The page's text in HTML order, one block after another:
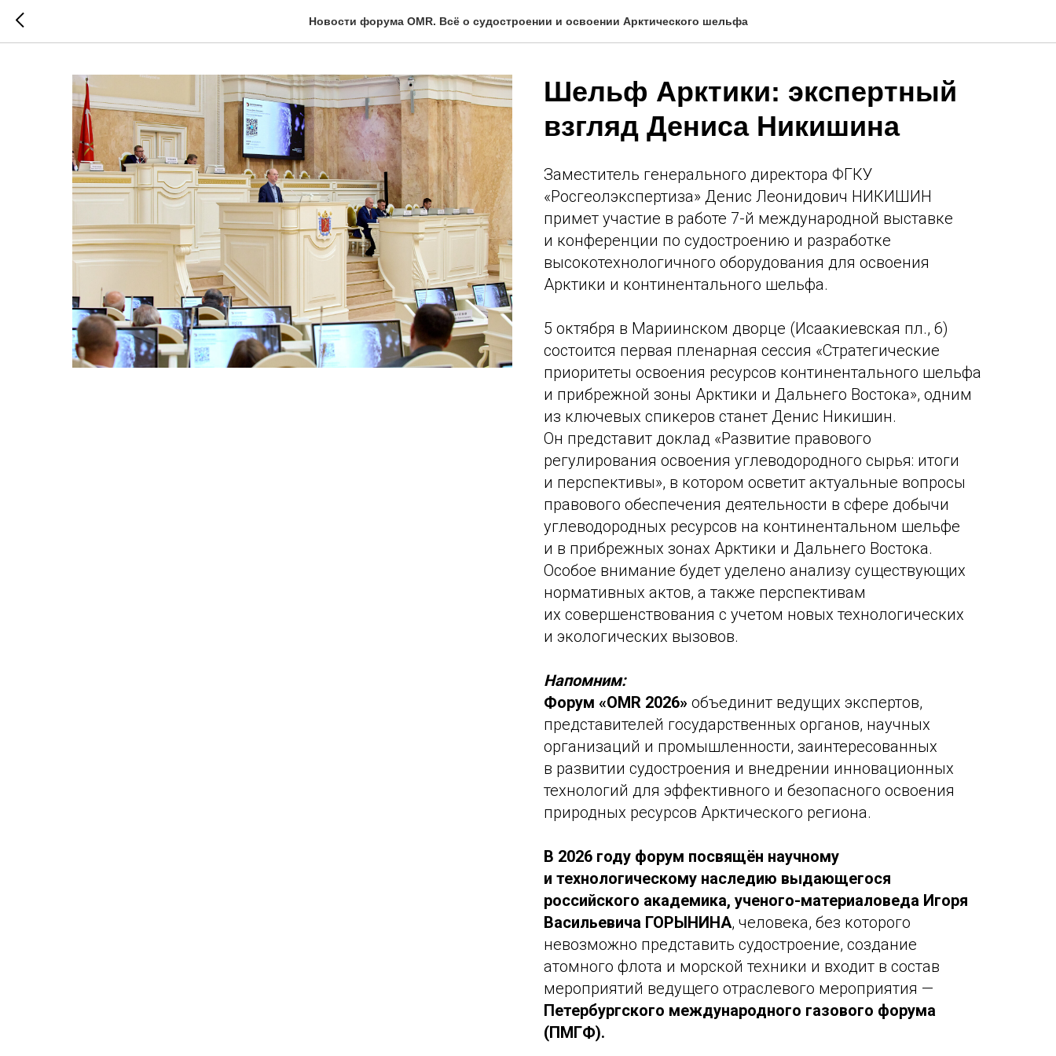
Новости форума OMR. Всё о судостроении и освоении Арктического шельфа
Шельф Арктики: экспертный
взгляд Дениса Никишина
Заместитель генерального директора ФГКУ
«Росгеолэкспертиза» Денис Леонидович НИКИШИН
примет участие в работе 7-й международной выставке
и конференции по судостроению и разработке
высокотехнологичного оборудования для освоения
Арктики и континентального шельфа.
5 октября в Мариинском дворце (Исаакиевская пл., 6)
состоится первая пленарная сессия «Стратегические
приоритеты освоения ресурсов континентального шельфа
и прибрежной зоны Арктики и Дальнего Востока», одним
из ключевых спикеров станет Денис Никишин.
Он представит доклад «Развитие правового
регулирования освоения углеводородного сырья: итоги
и перспективы», в котором осветит актуальные вопросы
правового обеспечения деятельности в сфере добычи
углеводородных ресурсов на континентальном шельфе
и в прибрежных зонах Арктики и Дальнего Востока.
Особое внимание будет уделено анализу существующих
нормативных актов, а также перспективам
их совершенствования с учетом новых технологических
и экологических вызовов.
Напомним:
Форум «OMR 2026» объединит ведущих экспертов,
представителей государственных органов, научных
организаций и промышленности, заинтересованных
в развитии судостроения и внедрении инновационных
технологий для эффективного и безопасного освоения
природных ресурсов Арктического региона.
В 2026 году форум посвящён научному
и технологическому наследию выдающегося
российского академика, ученого-материаловеда Игоря
Васильевича ГОРЫНИНА, человека, без которого
невозможно представить судостроение, создание
атомного флота и морской техники и входит в состав
мероприятий ведущего отраслевого мероприятия —
Петербургского международного газового форума
(ПМГФ).